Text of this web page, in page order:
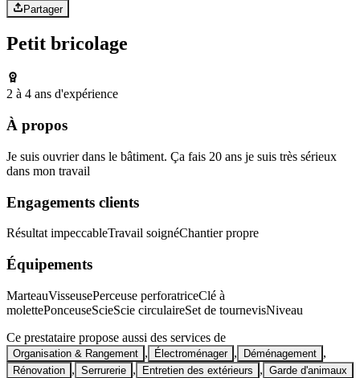
Partager
Petit bricolage
2 à 4 ans d'expérience
À propos
Je suis ouvrier dans le bâtiment. Ça fais 20 ans je suis très sérieux
dans mon travail
Engagements clients
Résultat impeccableTravail soignéChantier propre
Équipements
MarteauVisseusePerceuse perforatriceClé à
molettePonceuseScieScie circulaireSet de tournevisNiveau
Ce prestataire propose aussi des services de
Organisation & Rangement , Électroménager , Déménagement ,
Rénovation , Serrurerie , Entretien des extérieurs , Garde d'animaux